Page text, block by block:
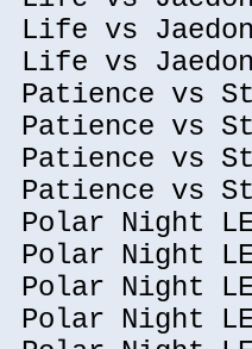
Life vs
Life vs
Patience vs
Patience vs
Patience vs
Patience vs
Polar Night
Polar Night
Polar Night
Polar Night